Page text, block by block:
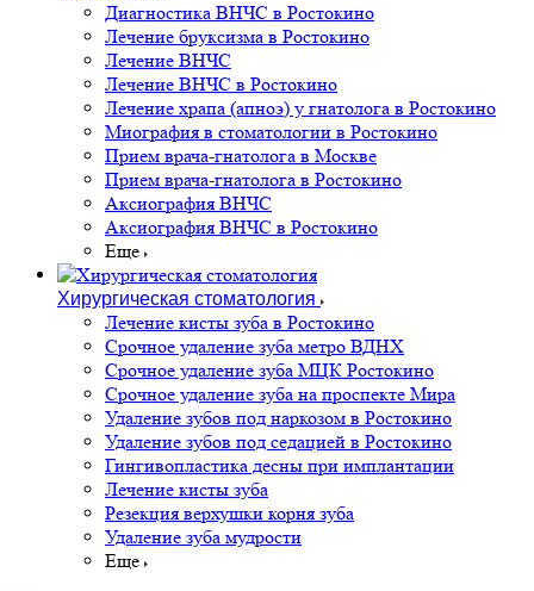
Диагностика ВНЧС в Ростокино
Лечение бруксизма в Ростокино
Лечение ВНЧС
Лечение ВНЧС в Ростокино
Лечение храпа (апноэ) у гнатолога в Ростокино
Миография в стоматологии в Ростокино
Прием врача-гнатолога в Москве
Прием врача-гнатолога в Ростокино
Аксиография ВНЧС
Аксиография ВНЧС в Ростокино
Еще
Хирургическая стоматология
Лечение кисты зуба в Ростокино
Срочное удаление зуба метро ВДНХ
Срочное удаление зуба МЦК Ростокино
Срочное удаление зуба на проспекте Мира
Удаление зубов под наркозом в Ростокино
Удаление зубов под седацией в Ростокино
Гингивопластика десны при имплантации
Лечение кисты зуба
Резекция верхушки корня зуба
Удаление зуба мудрости
Еще